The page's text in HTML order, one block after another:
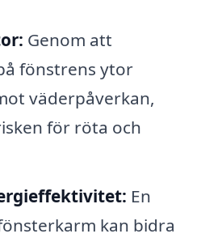
Genom att
fönstrens ytor
väderpåverkan,
för röta och
En
kan bidra